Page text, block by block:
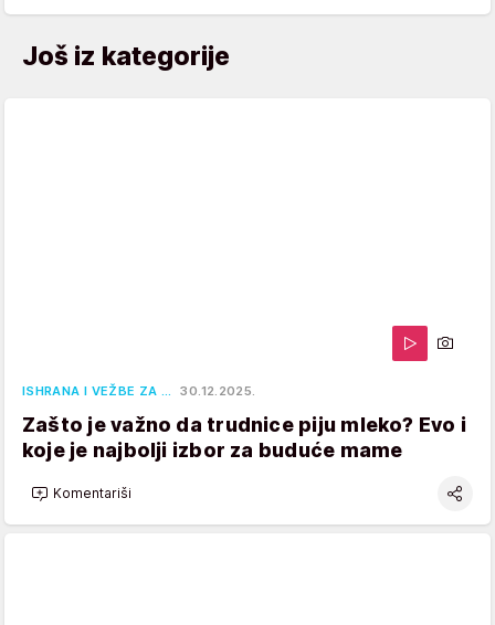
Još iz kategorije
ISHRANA I VEŽBE ZA … 30.12.2025.
Zašto je važno da trudnice piju mleko? Evo i
koje je najbolji izbor za buduće mame
Komentariši